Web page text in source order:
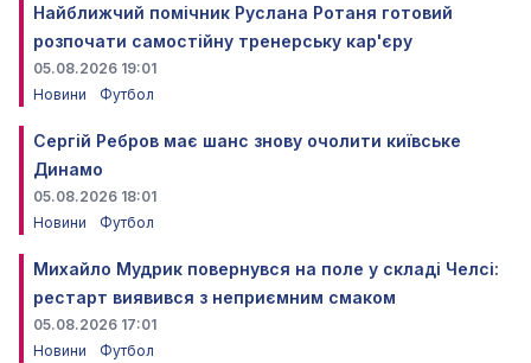
Найближчий помічник Руслана Ротаня готовий
розпочати самостійну тренерську кар'єру
05.08.2026 19:01
Новини
Футбол
Сергій Ребров має шанс знову очолити київське
Динамо
05.08.2026 18:01
Новини
Футбол
Михайло Мудрик повернувся на поле у складі Челсі:
рестарт виявився з неприємним смаком
05.08.2026 17:01
Новини
Футбол